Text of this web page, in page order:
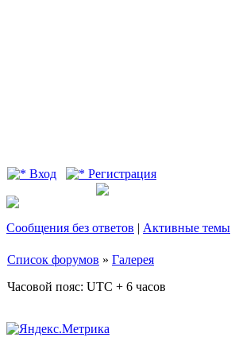
Вход Регистрация
Сообщения без ответов | Активные темы
Список форумов » Галерея
Часовой пояс: UTC + 6 часов